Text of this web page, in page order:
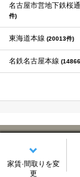
家賃·間取りを変
更
名古屋市営地下鉄桜
件)
東海道本線 (20013件)
名鉄名古屋本線
飯田線の賃貸物件
飯田線の賃貸物件